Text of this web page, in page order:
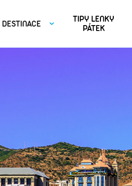
DESTINACE
TIPY LENKY
PÁTEK